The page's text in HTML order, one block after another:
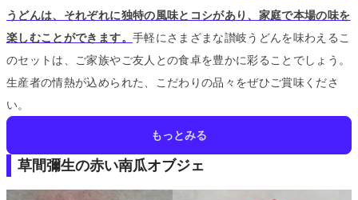
うどんは、それぞれに独特の風味とコシがあり、家庭で本場の味を
楽しむことができます。 手軽にさまざまな讃岐うどんを味わえるこ
のセットは、ご家族やご友人との食卓を豊かに彩ることでしょう。
生産者の情熱が込められた、こだわりの品々をぜひご賞味くださ
い。
もっとみる
草間彌生の赤い南瓜オブジェ